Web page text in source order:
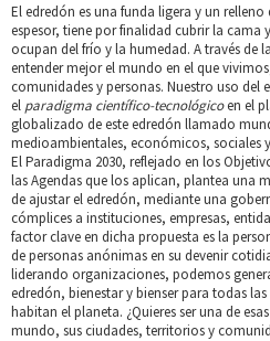
El edredón es una funda ligera y un
espesor, tiene por finalidad cubrir la cama
ocupan del frío y la humedad. A través de
entender mejor el mundo en el que
comunidades y personas. Nuestro uso del
el paradigma científico-tecnológicoen el
globalizado de este edredón llamado
medioambientales, económicos, sociales
El Paradigma 2030, reflejado en los
las Agendas que los aplican, plantea una
de ajustar el edredón, mediante una
cómplices a instituciones, empresas,
factor clave en dicha propuesta es la
de personas anónimas en su devenir
liderando organizaciones, podemos
edredón, bienestar y bienser para todas
habitan el planeta. ¿Quieres ser una de
mundo, sus ciudades, territorios y